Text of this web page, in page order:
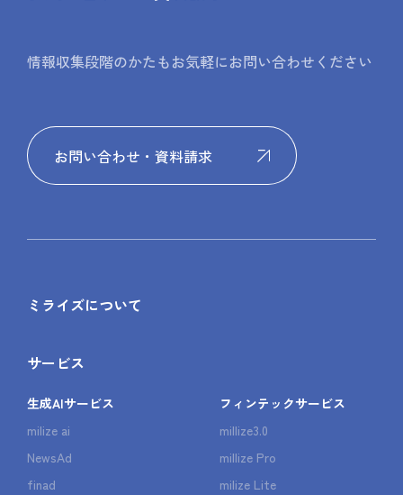
情報収集段階のかたもお気軽にお問い合わせください
お問い合わせ・資料請求
ミライズについて
サービス
生成AIサービス
milize ai
NewsAd
finad
フィンテックサービス
millize3.0
millize Pro
milize Lite